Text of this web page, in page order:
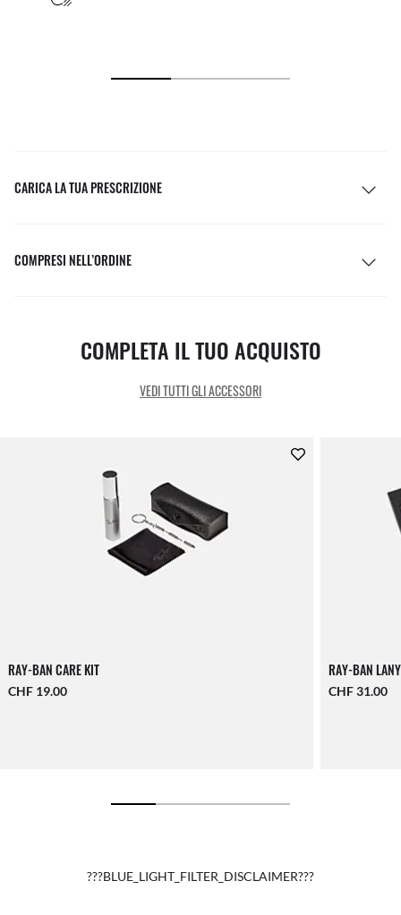
CARICA LA TUA PRESCRIZIONE
COMPRESI NELL’ORDINE
COMPLETA IL TUO ACQUISTO
VEDI TUTTI GLI ACCESSORI
RAY-BAN CARE KIT
CHF 19.00
RAY-BAN
CHF 31.00
???BLUE_LIGHT_FILTER_DISCLAIMER???